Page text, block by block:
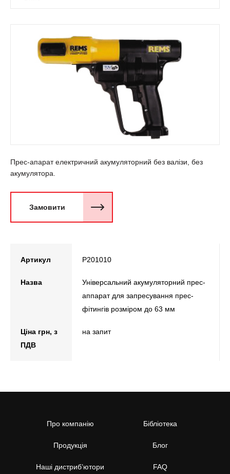
Прес-апарат електричний акумуляторний без валізи, без
акумулятора.
Замовити
Артикул P201010
Назва
Універсальний акумуляторний прес-
аппарат для запресування прес-
фітингів розміром до 63 мм
Ціна грн, з
ПДВ
на запит
Про компанію
Продукція
Наші дистриб’ютори
Бібліотека
Блог
FAQ